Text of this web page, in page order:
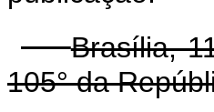
Brasília,
105° da